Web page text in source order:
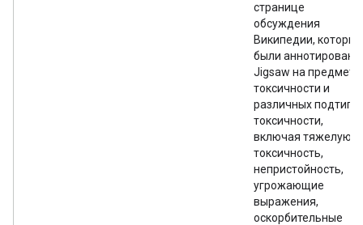
странице
обсуждения
Википедии, которые
были аннотированы
Jigsaw на предмет
токсичности и
различных
токсичности,
включая тяжелую
токсичность,
непристойность,
угрожающие
выражения,
оскорбительные